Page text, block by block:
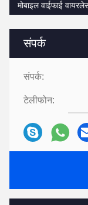
संपर्क
संपर्क:
टेलीफोन:
मोबाइल वाईफाई